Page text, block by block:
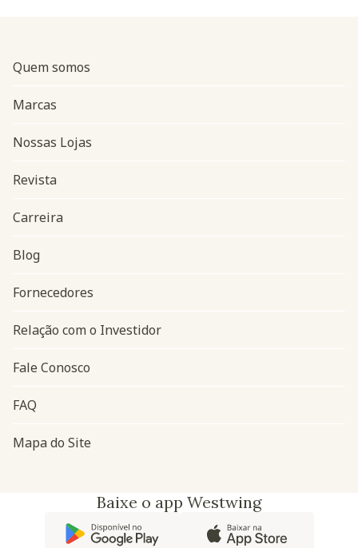
Navegação do rodapé
Quem somos
Marcas
Nossas Lojas
Revista
Carreira
Blog
Fornecedores
Relação com o Investidor
Fale Conosco
FAQ
Mapa do Site
Baixe o app Westwing